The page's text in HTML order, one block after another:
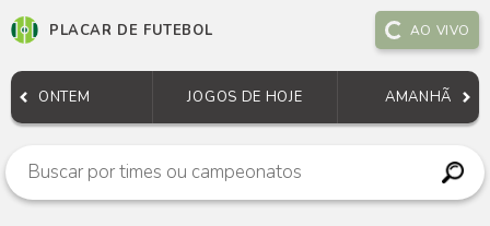
PLACAR DE FUTEBOL AO VIVO
ONTEM JOGOS DE HOJE AMANHÃ